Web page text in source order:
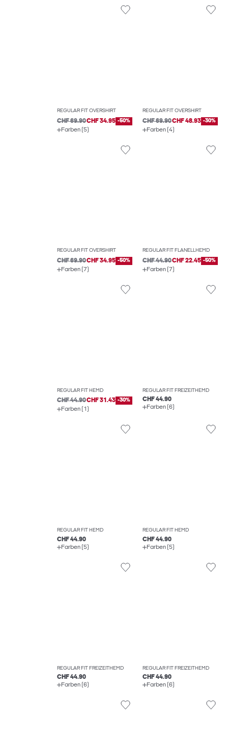
REGULAR FIT OVERSHIRT
CHF 69.90CHF 34.95 -50%
Farben (5)
REGULAR FIT OVERSHIRT
CHF 69.90CHF 48.93 -30%
Farben (4)
REGULAR FIT OVERSHIRT
CHF 69.90CHF 34.95 -50%
Farben (7)
REGULAR FIT FLANELLHEMD
CHF 44.90CHF 22.45 -50%
Farben (7)
REGULAR FIT HEMD
CHF 44.90CHF 31.43 -30%
Farben (1)
REGULAR FIT FREIZEITHEMD
CHF 44.90
Farben (6)
REGULAR FIT HEMD
CHF 44.90
Farben (5)
REGULAR FIT HEMD
CHF 44.90
Farben (5)
REGULAR FIT FREIZEITHEMD
CHF 44.90
Farben (6)
REGULAR FIT FREIZEITHEMD
CHF 44.90
Farben (6)